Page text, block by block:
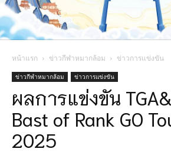
หน้าแรก ข่าวกีฬาหมากล้อม ข่าวการแข่งขัน
ข่าวกีฬาหมากล้อม ข่าวการแข่งขัน
ผลการแข่งขัน
Bast of Rank GO
2025